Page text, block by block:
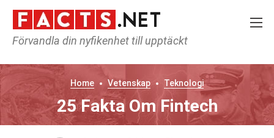
Förvandla din nyfikenhet till upptäckt
Home Vetenskap Teknologi
25 Fakta Om Fintech